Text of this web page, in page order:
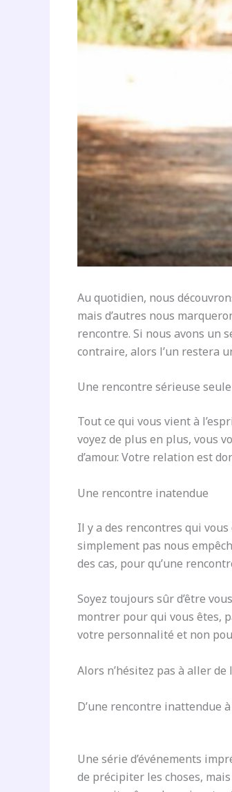
Au quotidien, nous
mais d’autres nous
rencontre. Si nous avons un
contraire, alors l’un restera
Une rencontre sérieuse
Tout ce qui vous vient à
voyez de plus en plus, vous
d’amour. Votre relation est
Une rencontre inatendue
Il y a des rencontres qui
simplement pas nous
des cas, pour qu’une
Soyez toujours sûr d’être
montrer pour qui vous êtes,
votre personnalité et non
Alors n’hésitez pas à aller
D’une rencontre inattendue
Une série d’événements
de précipiter les choses,